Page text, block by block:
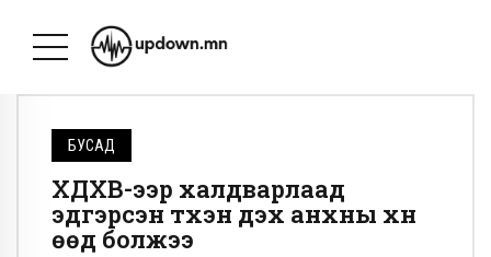
БУСАД
ХДХВ-ээр халдварлаад
эдгэрсэн түүхэн дэх анхны хүн
өөд болжээ